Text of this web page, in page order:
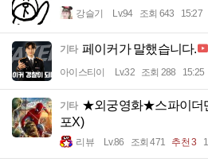
강슬기 Lv.94 조회 643 15:27
기타 페이커가 말했습니다.
아이스티이 Lv.32 조회 288 15:25
기타 ★외궁영화★스파이더
포X)
리뷰 Lv.86 조회 471 추천 3